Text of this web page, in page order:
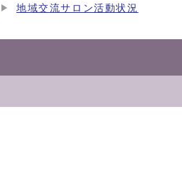
地域交流サロン活動状況